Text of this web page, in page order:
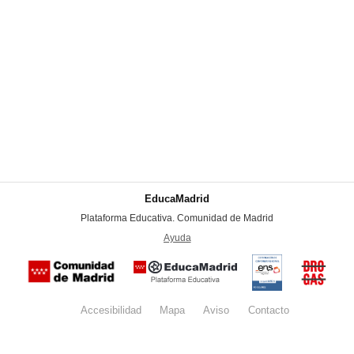
EducaMadrid
Plataforma Educativa. Comunidad de Madrid
Ayuda
Certificación
conformidad
con el
Nacional de
Seguridad
del
Accesibilidad Mapa Aviso legalContacto